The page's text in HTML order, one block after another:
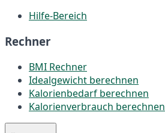
Hilfe-Bereich
Rechner
BMI Rechner
Idealgewicht berechnen
Kalorienbedarf berechnen
Kalorienverbrauch berechnen